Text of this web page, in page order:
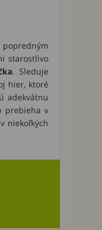
starostlivo
. Sleduje
hier, ktoré
adekvátnu
prebieha v
niekoľkých